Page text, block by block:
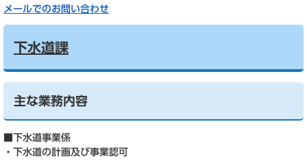
メールでのお問い合わせ
下水道課
主な業務内容
■下水道事業係
・下水道の計画及び事業認可